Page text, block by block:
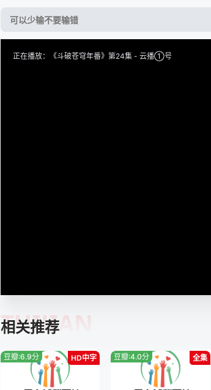
正在播放：《斗破苍穹年番》第24集 - 云播①号
相关推荐
TUIJIAN
HD中字
豆瓣:6.9分 全集
豆瓣:4.0分